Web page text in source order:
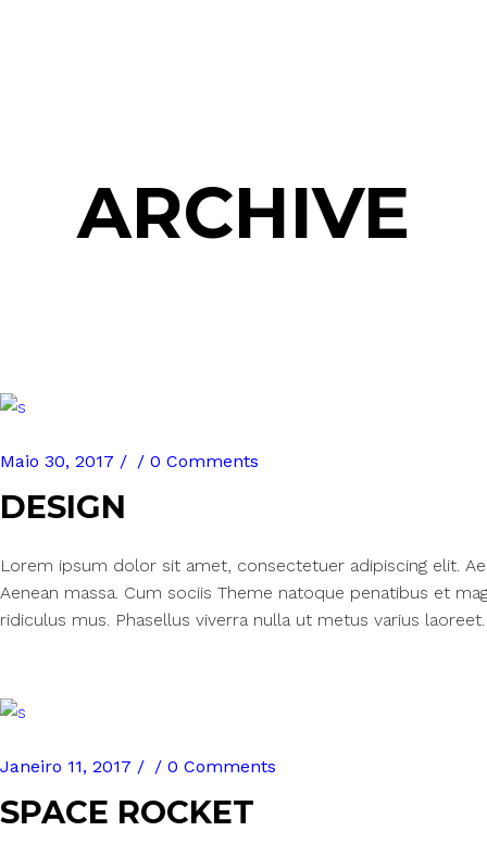
ARCHIVE
Maio 30, 2017 0 Comments
DESIGN
Lorem ipsum dolor sit amet, consectetuer adipiscing elit.
Aenean massa. Cum sociis Theme natoque penatibus et
ridiculus mus. Phasellus viverra nulla ut metus varius
Janeiro 11, 2017 0 Comments
SPACE ROCKET